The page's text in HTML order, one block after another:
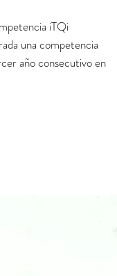
iTQi
una competencia
año consecutivo en